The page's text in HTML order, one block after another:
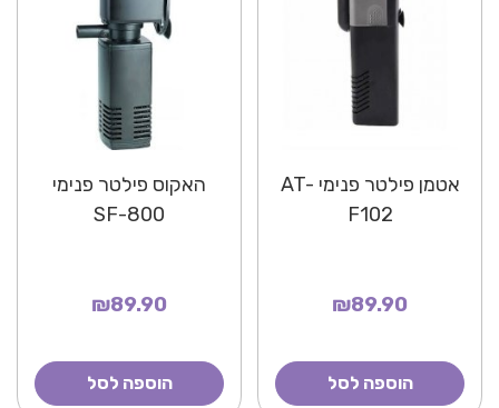
אטמן פילטר פנימי AT-
F102
₪89.90
הוספה לסל
האקוס פילטר פנימי
SF-800
₪89.90
הוספה לסל